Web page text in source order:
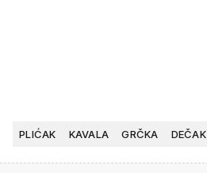
PLIĆAK KAVALA GRČKA DEČAK